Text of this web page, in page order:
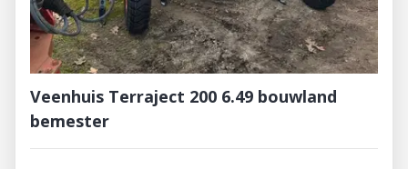
Veenhuis Terraject 200 6.49 bouwland
bemester